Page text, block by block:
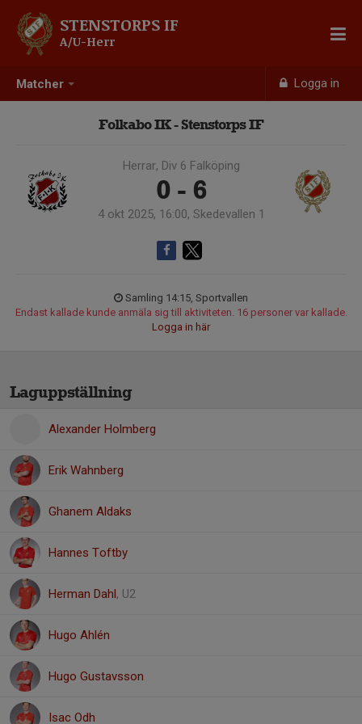
Matcher Logga in
STENSTORPS IF
A/U-Herr
Folkabo IK - Stenstorps IF
Herrar, Div 6 Falköping
0 - 6
4 okt 2025, 16:00, Skedevallen 1
Samling 14:15, Sportvallen
Endast kallade kunde anmäla sig till aktiviteten. 16 personer var kallade.
Logga in här
Laguppställning
Alexander Holmberg
Erik Wahnberg
Ghanem Aldaks
Hannes Toftby
Herman Dahl, U2
Hugo Ahlén
Hugo Gustavsson
Isac Odh